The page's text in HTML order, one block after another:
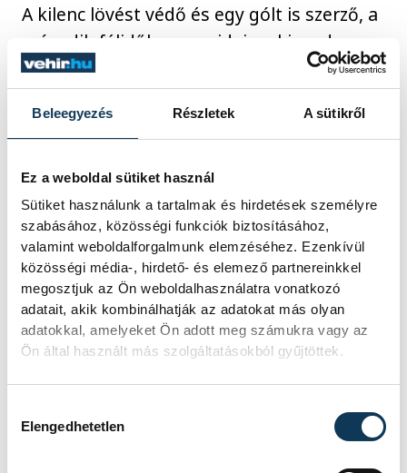
Beleegyezés Részletek A sütikről
Ez a weboldal sütiket használ
Sütiket használunk a tartalmak és hirdetések személyre
szabásához, közösségi funkciók biztosításához,
valamint weboldalforgalmunk elemzéséhez. Ezenkívül
közösségi média-, hirdető- és elemező partnereinkkel
megosztjuk az Ön weboldalhasználatra vonatkozó
adatait, akik kombinálhatják az adatokat más olyan
adatokkal, amelyeket Ön adott meg számukra vagy az
Ön által használt más szolgáltatásokból gyűjtöttek.
Elengedhetetlen
A kilenc lövést védő és egy gólt is szerző, a
második félidőben egy ideig a kispadon
masszírozott Szemerey Zsófiról azt
mondta, a hálóőr begörcsölt, ezt ő a
fáradtságnak tudja be, mivel csapatában, a
pedig már a válogatott hetedik
összecsapása volt a kontinensviadalon. A
keretbe egy nappal korábban bekerült
balátlövőről, Juhász Grétáról úgy
fogalmazott: tudták, mire képes, szerzett
két gólt is, azzal együtt is, hogy az Európa-
bajnokságba csöppenve ideges volt, ezért
"Amikor behívtuk, akkor ez is volt a terv: